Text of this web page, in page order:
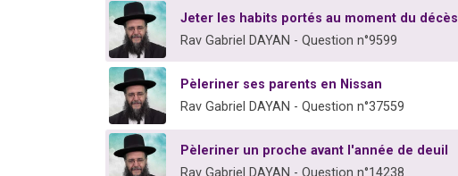
Jeter les habits portés au moment du décès
Rav Gabriel DAYAN - Question n°9599
Pèleriner ses parents en Nissan
Rav Gabriel DAYAN - Question n°37559
Pèleriner un proche avant l'année de deuil
Rav Gabriel DAYAN - Question n°14238